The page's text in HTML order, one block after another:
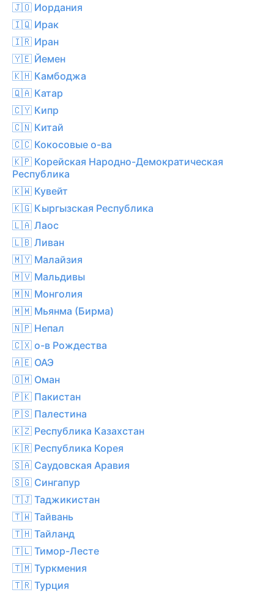
🇯🇴 Иордания
🇮🇶 Ирак
🇮🇷 Иран
🇾🇪 Йемен
🇰🇭 Камбоджа
🇶🇦 Катар
🇨🇾 Кипр
🇨🇳 Китай
🇨🇨 Кокосовые о-ва
🇰🇵 Корейская Народно-Демократическая
Республика
🇰🇼 Кувейт
🇰🇬 Кыргызская Республика
🇱🇦 Лаос
🇱🇧 Ливан
🇲🇾 Малайзия
🇲🇻 Мальдивы
🇲🇳 Монголия
🇲🇲 Мьянма (Бирма)
🇳🇵 Непал
🇨🇽 о-в Рождества
🇦🇪 ОАЭ
🇴🇲 Оман
🇵🇰 Пакистан
🇵🇸 Палестина
🇰🇿 Республика Казахстан
🇰🇷 Республика Корея
🇸🇦 Саудовская Аравия
🇸🇬 Сингапур
🇹🇯 Таджикистан
🇹🇼 Тайвань
🇹🇭 Тайланд
🇹🇱 Тимор-Лесте
🇹🇲 Туркмения
🇹🇷 Турция